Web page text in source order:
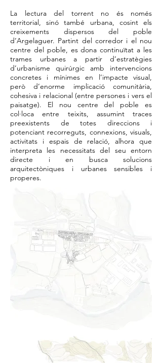
La lectura del torrent no és només
territorial, sinó també urbana, cosint els
creixements dispersos del poble
d’Argelaguer. Partint del corredor i el nou
centre del poble, es dona continuïtat a les
trames urbanes a partir d’estratègies
d’urbanisme quirúrgic amb intervencions
concretes i mínimes en l’impacte visual,
però d’enorme implicació comunitària,
cohesiva i relacional (entre persones i vers el
paisatge). El nou centre del poble es
col·loca entre teixits, assumint traces
preexistents de totes direccions i
potenciant recorreguts, connexions, visuals,
activitats i espais de relació, alhora que
interpreta les necessitats del seu entorn
directe i en busca solucions
arquitectòniques i urbanes sensibles i
properes.